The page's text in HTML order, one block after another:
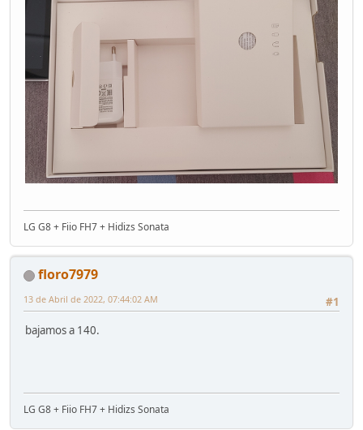
LG G8 + Fiio FH7 + Hidizs Sonata
floro7979
#1
13 de Abril de 2022, 07:44:02 AM
bajamos a 140.
LG G8 + Fiio FH7 + Hidizs Sonata